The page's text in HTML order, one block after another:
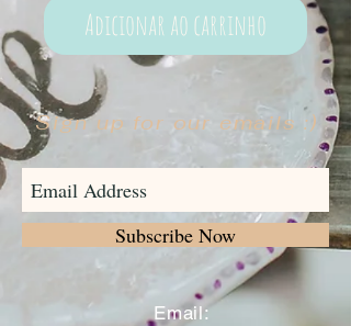
Adicionar ao carrinho
Sign up for our emails :)
Subscribe Now
​Email: